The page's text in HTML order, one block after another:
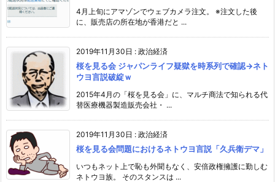
4月上旬にアマゾンでウェブカメラ注文。 ※注文した後
に、販売店の所在地が香港だと ...
2019年11月30日 : 政治経済
桜を見る会 ジャパンライフ疑獄を時系列で確認→ネト
ウヨ言説破綻ｗ
2015年4月の「桜を見る会」に、マルチ商法で知られる代
替医療機器製造販売会社・ ...
2019年11月30日 : 政治経済
桜を見る会問題におけるネトウヨ言説「久兵衛デマ」
いつもネット上で恥も外聞もなく、安倍政権擁護に勤しむ
ネトウヨ族。 そのスタンスは ...